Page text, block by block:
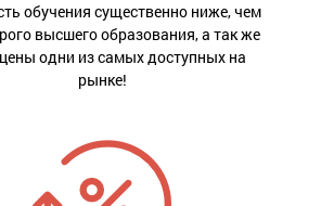
обучения существенно ниже, чем
высшего образования, а так же
одни из самых доступных на
рынке!